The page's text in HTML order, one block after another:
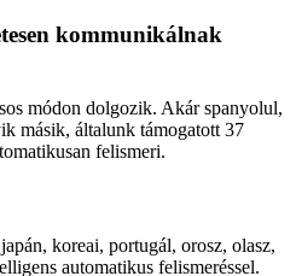
kommunikálnak
módon dolgozik. Akár spanyolul,
másik, általunk támogatott 37
felismeri.
koreai, portugál, orosz, olasz,
automatikus felismeréssel.